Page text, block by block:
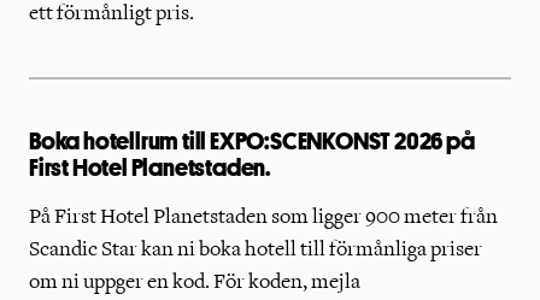
ett förmånligt pris.
Boka hotellrum till EXPO:SCENKONST 2026 på
First Hotel Planetstaden.
På First Hotel Planetstaden som ligger 900 meter från
Scandic Star kan ni boka hotell till förmånliga priser
om ni uppger en kod. För koden, mejla